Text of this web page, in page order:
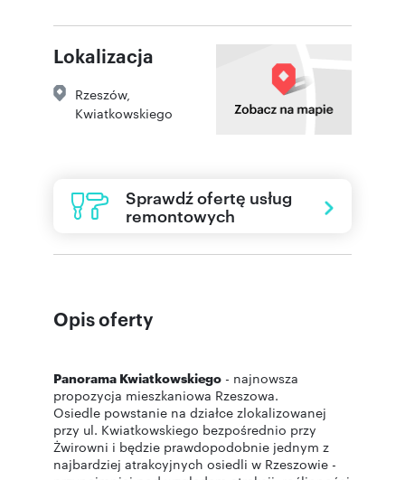
Lokalizacja
Rzeszów,
Kwiatkowskiego
Sprawdź ofertę usług
remontowych
Opis oferty
Panorama Kwiatkowskiego - najnowsza
propozycja mieszkaniowa Rzeszowa.
Osiedle powstanie na działce zlokalizowanej
przy ul. Kwiatkowskiego bezpośrednio przy
Żwirowni i będzie prawdopodobnie jednym z
najbardziej atrakcyjnych osiedli w Rzeszowie -